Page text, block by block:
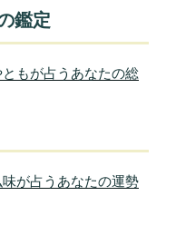
鑑定
もが占うあなたの総
が占うあなたの運勢